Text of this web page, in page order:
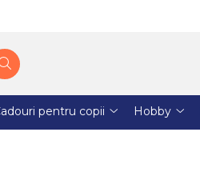
pentru copii Hobby